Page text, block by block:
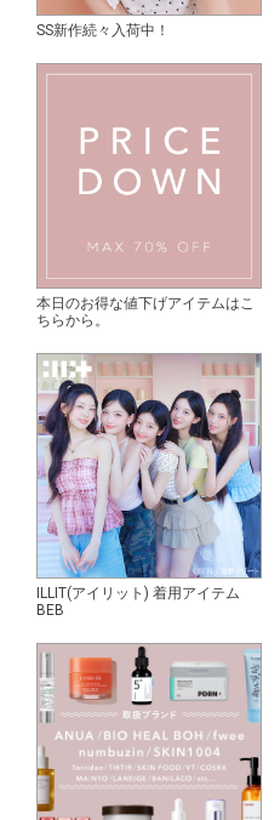
SS新作続々入荷中！
本日のお得な値下げアイテムはこ
ちらから。
ILLIT(アイリット) 着用アイテム
BEB